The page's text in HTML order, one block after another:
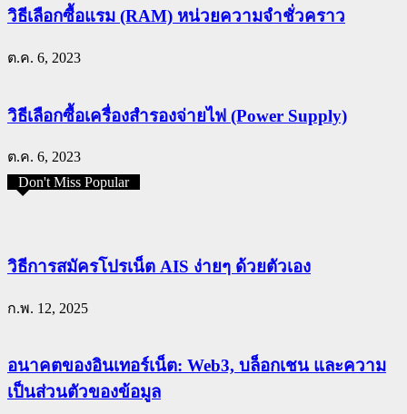
วิธีเลือกซื้อแรม (RAM) หน่วยความจำชั่วคราว
ต.ค. 6, 2023
วิธีเลือกซื้อเครื่องสำรองจ่ายไฟ (Power Supply)
ต.ค. 6, 2023
Don't Miss Popular
วิธีการสมัครโปรเน็ต AIS ง่ายๆ ด้วยตัวเอง
ก.พ. 12, 2025
อนาคตของอินเทอร์เน็ต: Web3, บล็อกเชน และความ
เป็นส่วนตัวของข้อมูล